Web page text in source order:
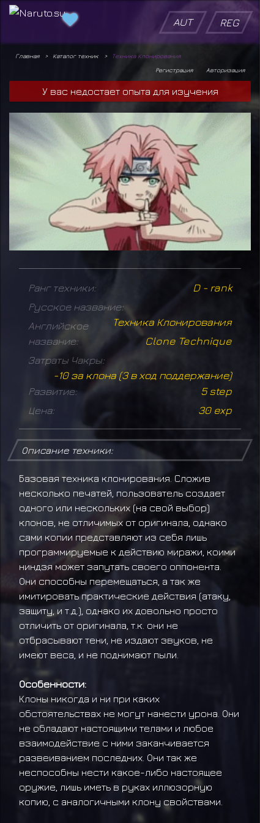
AUT REG
Главная Каталог техник
Техника Клонирования
Авторизация
Регистрация
У вас недостает опыта для изучения
Ранг техники:
D - rank
Русское название:
Техника Клонирования
Английское
название:
Clone Technique
Затраты Чакры:
-10 за клона (3 в ход поддержание)
Развитие:
5 step
Цена:
30 exp
Описание техники:
Базовая техника клонирования. Сложив
несколько печатей, пользователь создает
одного или нескольких (на свой выбор)
клонов, не отличимых от оригинала, однако
сами копии представляют из себя лишь
программируемые к действию миражи, коими
ниндзя может запутать своего оппонента.
Они способны перемещаться, а так же
имитировать практические действия (атаку,
защиту, и т.д.), однако их довольно просто
отличить от оригинала, т.к. они не
отбрасывают тени, не издают звуков, не
имеют веса, и не поднимают пыли.
Особенности:
Клоны никогда и ни при каких
обстоятельствах не могут нанести урона. Они
не обладают настоящими телами и любое
взаимодействие с ними заканчивается
развеиванием последних. Они так же
неспособны нести какое-либо настоящее
оружие, лишь иметь в руках иллюзорную
копию, с аналогичными клону свойствами.